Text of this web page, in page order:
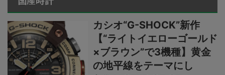
カシオ“G-SHOCK”新作
【“ライトイエローゴールド
×ブラウン”で3機種】黄金
の地平線をテーマにし